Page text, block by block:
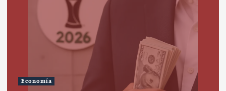
Economía